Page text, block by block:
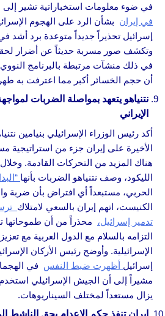
في ضوء معلومات استخباراتية تشير
في إيران بشأن الرد على الهجوم
إسرائيل تحذيراً جديداً متوعدة برد أشد
وتكشف صور مسربة حديثاً عن أضرار
في ذلك منشآت مرتبطة بالبرنامج النووي
أن حجم الخسائر أكبر مما اعترفت به
نتنياهو يتعهد بمواصلة الضربات
الإيراني
أكد رئيس الوزراء الإسرائيلي بنيامين
الأخيرة على إيران جزء من استراتيجية
هناك المزيد من التحركات القادمة.
الليكود، وصف نتنياهو الضربات بأنها
الحربي، مستبعداً أي افتراض بأن ضربة
الكنيست، اتهم إيران بالسعي لامتلاك
تدمير إسرائيل، محذراً من أن طموحاتها
التزامه بالسلام مع الدول العربية مع تعزيز
الإسرائيلية. وأوضح رئيس الأركان
إسرائيل أظهرت ضبط النفس في
مشيراً إلى أن الجيش الإسرائيلي
يزال مستعداً لمختلف السيناريوهات.